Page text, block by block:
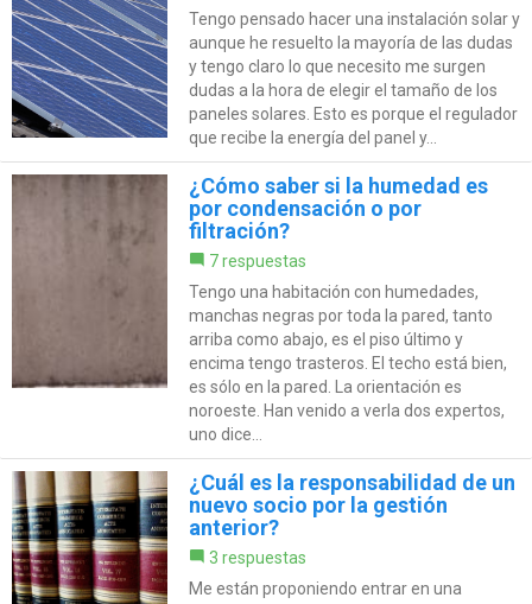
Tengo pensado hacer una instalación solar y
aunque he resuelto la mayoría de las dudas
y tengo claro lo que necesito me surgen
dudas a la hora de elegir el tamaño de los
paneles solares. Esto es porque el regulador
que recibe la energía del panel y...
¿Cómo saber si la humedad es
por condensación o por
filtración?
7 respuestas
Tengo una habitación con humedades,
manchas negras por toda la pared, tanto
arriba como abajo, es el piso último y
encima tengo trasteros. El techo está bien,
es sólo en la pared. La orientación es
noroeste. Han venido a verla dos expertos,
uno dice...
¿Cuál es la responsabilidad de un
nuevo socio por la gestión
anterior?
3 respuestas
Me están proponiendo entrar en una